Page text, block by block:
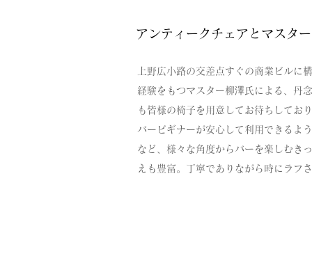
アンティークチェアとマスタ
上野広小路の交差点すぐの商業ビル
経験をもつマスター柳澤氏による、丹
も皆様の椅子を用意してお待ちしてお
バービギナーが安心して利用できるよ
など、様々な角度からバーを楽しむき
えも豊富。丁寧でありながら時にラフ